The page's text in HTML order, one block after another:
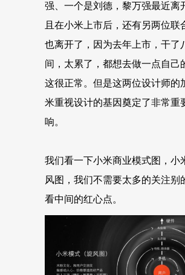
强、一个是刘德，黎万强最近离
且在小米上市后，还有另两位联
也离开了，因为去年上市，干了
间，太累了，都想去做一点自己
这很正常。但是这两位设计师的
米重视设计的基因奠定了非常重
响。
我们看一下小米商业模式图，小
风图，我们不需要太多的关注别
看中间的红心点。